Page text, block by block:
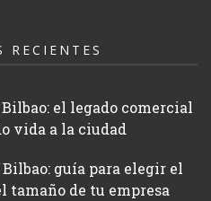
RECIENTES
el legado comercial
vida a la ciudad
guía para elegir el
tamaño de tu empresa